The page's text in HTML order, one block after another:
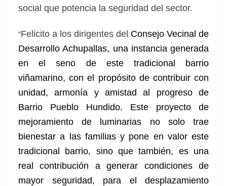
social que potencia la seguridad del sector.
“Felicito a los dirigentes del Consejo Vecinal de
Desarrollo Achupallas, una instancia generada
en el seno de este tradicional barrio
viñamarino, con el propósito de contribuir con
unidad, armonía y amistad al progreso de
Barrio Pueblo Hundido. Este proyecto de
mejoramiento de luminarias no solo trae
bienestar a las familias y pone en valor este
tradicional barrio, sino que también, es una
real contribución a generar condiciones de
mayor seguridad, para el desplazamiento